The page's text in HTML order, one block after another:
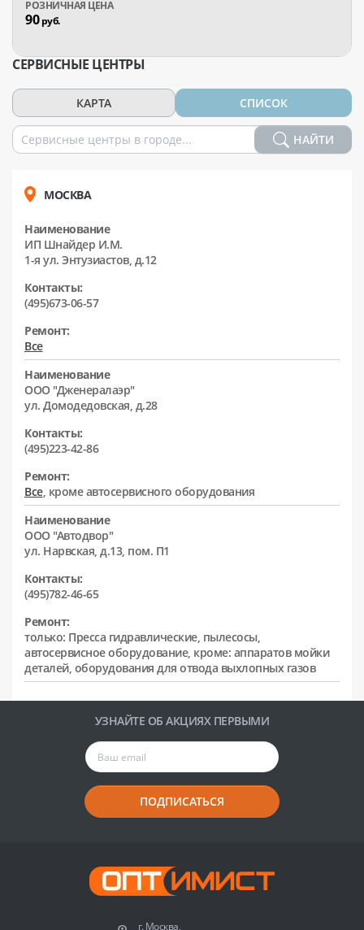
90руб.
СЕРВИСНЫЕ ЦЕНТРЫ
КАРТА СПИСОК
НАЙТИ
МОСКВА
Наименование
ИП Шнайдер И.М.
1-я ул. Энтузиастов, д.12
Контакты:
(495)673-06-57
Ремонт:
Все
Наименование
ООО "Дженералаэр"
ул. Домодедовская, д.28
Контакты:
(495)223-42-86
Ремонт:
Все, кроме автосервисного оборудования
Наименование
ООО "Автодвор"
ул. Нарвская, д.13, пом. П1
Контакты:
(495)782-46-65
Ремонт:
только: Пресса гидравлические, пылесосы,
автосервисное оборудование, кроме: аппаратов мойки
деталей, оборудования для отвода выхлопных газов
УЗНАЙТЕ ОБ АКЦИЯХ ПЕРВЫМИ
ПОДПИСАТЬСЯ
г. Москва,